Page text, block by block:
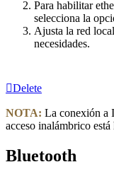
Para habilitar
selecciona la
Ajusta la red
necesidades.
Delete
NOTA: La conexión a
acceso inalámbrico
Bluetooth